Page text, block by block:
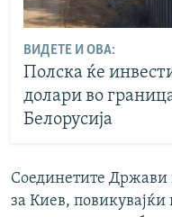
ВИДЕТЕ И ОВА:
Полска ќе
долари во
Белорусија
Соединетите Држави
за Киев, повикувајќи